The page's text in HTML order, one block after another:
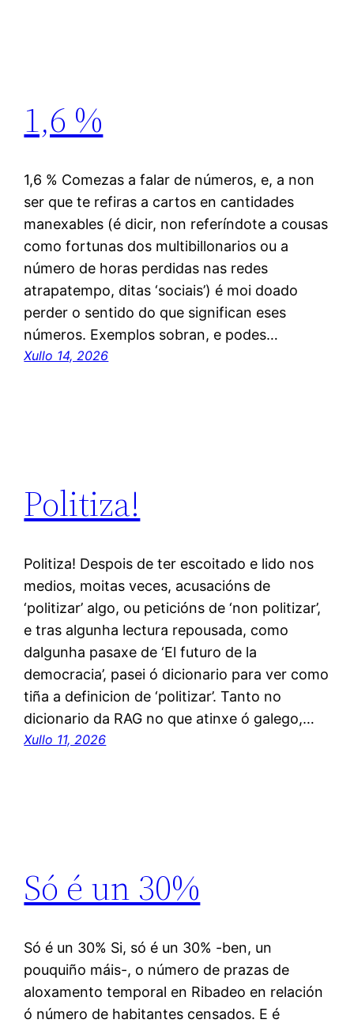
1,6 %
1,6 % Comezas a falar de números, e, a non
ser que te refiras a cartos en cantidades
manexables (é dicir, non referíndote a cousas
como fortunas dos multibillonarios ou a
número de horas perdidas nas redes
atrapatempo, ditas ‘sociais’) é moi doado
perder o sentido do que significan eses
números. Exemplos sobran, e podes…
Xullo 14, 2026
Politiza!
Politiza! Despois de ter escoitado e lido nos
medios, moitas veces, acusacións de
‘politizar’ algo, ou peticións de ‘non politizar’,
e tras algunha lectura repousada, como
dalgunha pasaxe de ‘El futuro de la
democracia’, pasei ó dicionario para ver como
tiña a definicion de ‘politizar’. Tanto no
dicionario da RAG no que atinxe ó galego,…
Xullo 11, 2026
Só é un 30%
Só é un 30% Si, só é un 30% -ben, un
pouquiño máis-, o número de prazas de
aloxamento temporal en Ribadeo en relación
ó número de habitantes censados. E é